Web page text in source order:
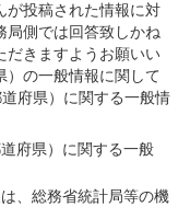
が投稿された情報に対
局側では回答致しかね
だきますようお願いい
）の一般情報に関して
府県）に関する一般情
府県）に関する一般
、総務省統計局等の機